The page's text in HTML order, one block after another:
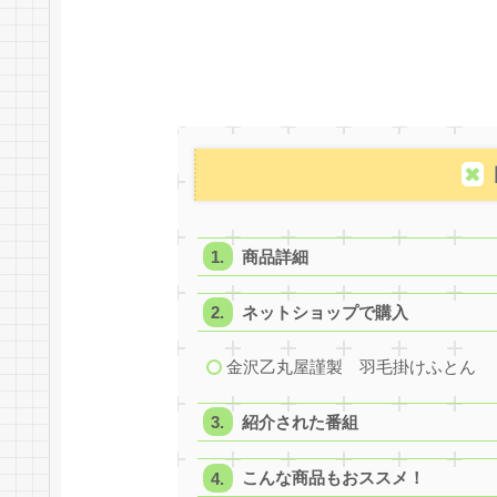
商品詳細
ネットショップで購入
金沢乙丸屋謹製 羽毛掛けふとん
紹介された番組
こんな商品もおススメ！